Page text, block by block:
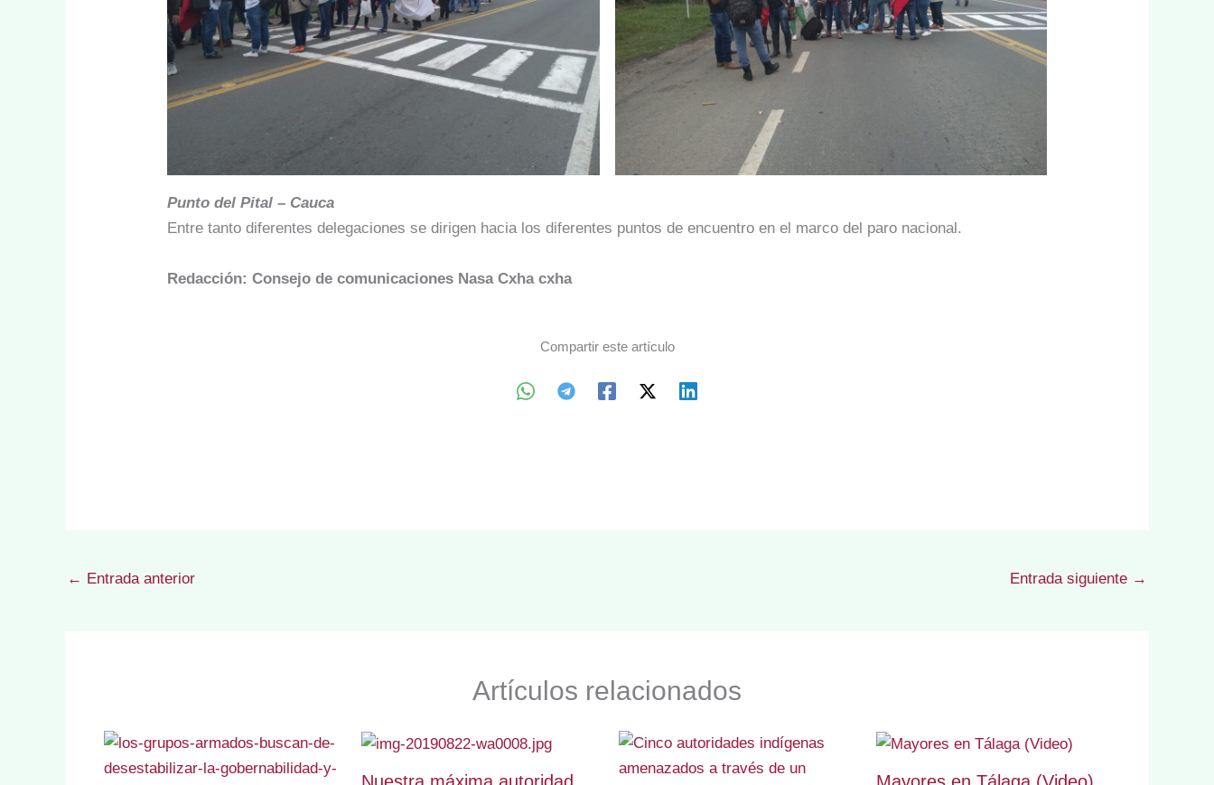
Punto del Pital – Cauca
Entre tanto diferentes delegaciones se dirigen hacia los diferentes puntos de encuentro en el marco del paro nacional.
Redacción: Consejo de comunicaciones Nasa Cxha cxha
Compartir este artículo
← Entrada anterior Entrada siguiente →
Artículos relacionados